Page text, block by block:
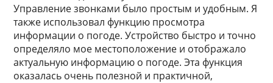
Управление звонками было простым и удобным. Я
также использовал функцию просмотра
информации о погоде. Устройство быстро и точно
определяло мое местоположение и отображало
актуальную информацию о погоде. Эта функция
оказалась очень полезной и практичной,